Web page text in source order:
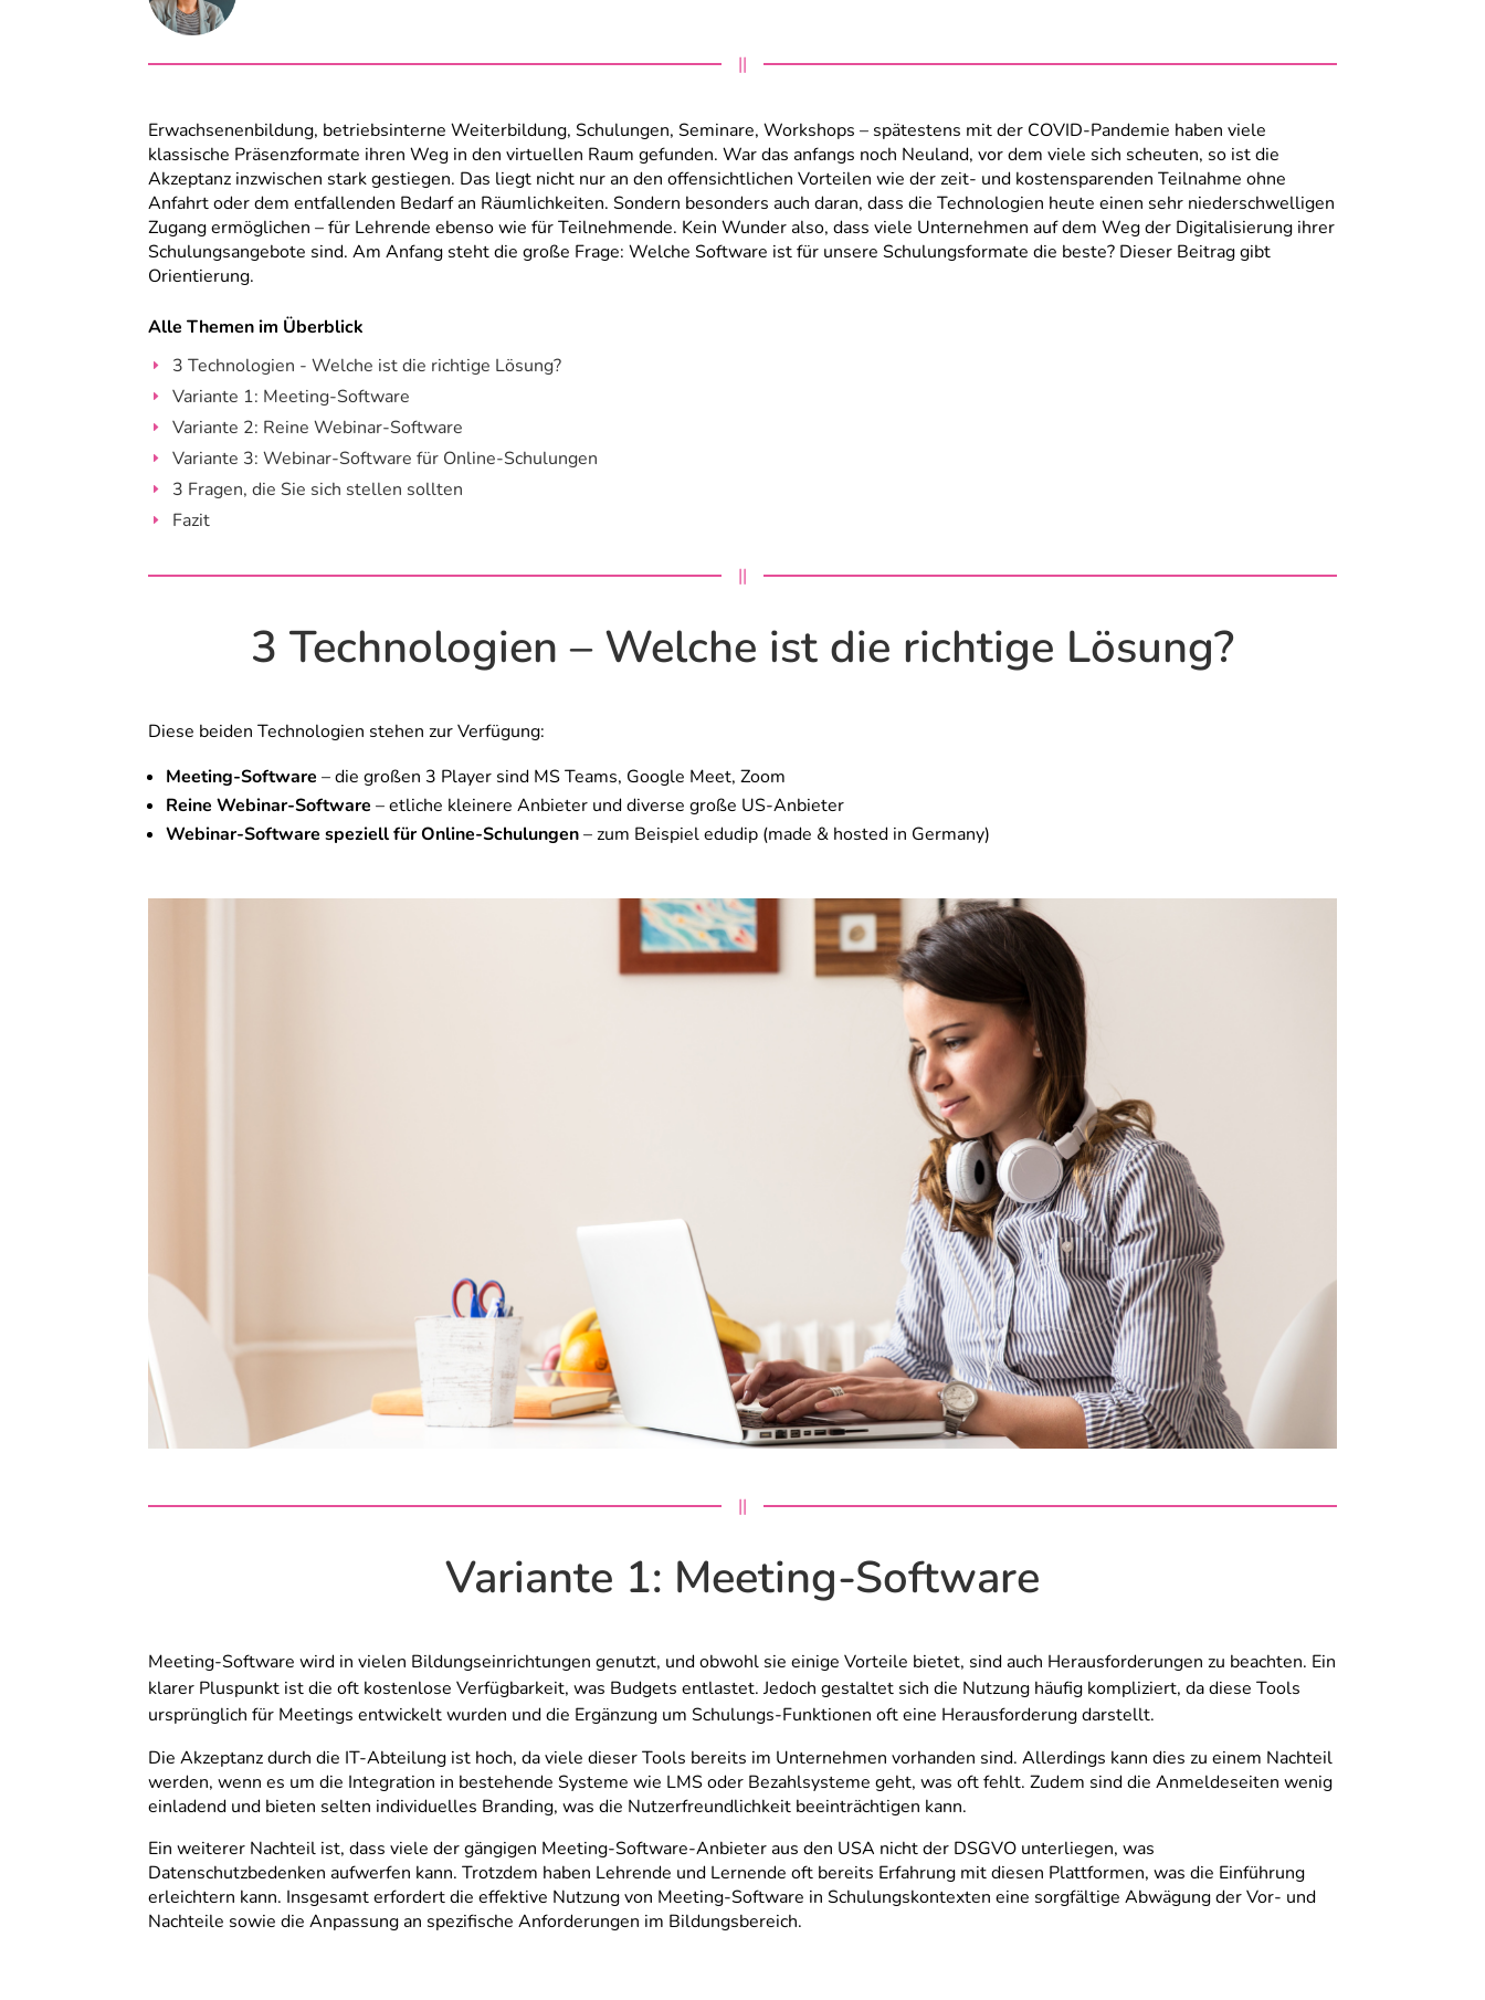
||
Erwachsenenbildung, betriebsinterne Weiterbildung, Schulungen, Seminare, Workshops – spätestens mit der COVID-Pandemie haben viele
klassische Präsenzformate ihren Weg in den virtuellen Raum gefunden. War das anfangs noch Neuland, vor dem viele sich scheuten, so ist die
Akzeptanz inzwischen stark gestiegen. Das liegt nicht nur an den offensichtlichen Vorteilen wie der zeit- und kostensparenden Teilnahme ohne
Anfahrt oder dem entfallenden Bedarf an Räumlichkeiten. Sondern besonders auch daran, dass die Technologien heute einen sehr niederschwelligen
Zugang ermöglichen – für Lehrende ebenso wie für Teilnehmende. Kein Wunder also, dass viele Unternehmen auf dem Weg der Digitalisierung ihrer
Schulungsangebote sind. Am Anfang steht die große Frage: Welche Software ist für unsere Schulungsformate die beste? Dieser Beitrag gibt
Orientierung.
Alle Themen im Überblick
E 3 Technologien - Welche ist die richtige Lösung?
E Variante 1: Meeting-Software
E Variante 2: Reine Webinar-Software
E Variante 3: Webinar-Software für Online-Schulungen
E 3 Fragen, die Sie sich stellen sollten
E Fazit
||
3 Technologien – Welche ist die richtige Lösung?
Diese beiden Technologien stehen zur Verfügung:
Meeting-Software– die großen 3 Player sind MS Teams, Google Meet, Zoom
Reine Webinar-Software– etliche kleinere Anbieter und diverse große US-Anbieter
Webinar-Software speziell für Online-Schulungen– zum Beispiel edudip (made & hosted in Germany)
||
Variante 1: Meeting-Software
Meeting-Software wird in vielen Bildungseinrichtungen genutzt, und obwohl sie einige Vorteile bietet, sind auch Herausforderungen zu beachten. Ein
klarer Pluspunkt ist die oft kostenlose Verfügbarkeit, was Budgets entlastet. Jedoch gestaltet sich die Nutzung häufig kompliziert, da diese Tools
ursprünglich für Meetings entwickelt wurden und die Ergänzung um Schulungs-Funktionen oft eine Herausforderung darstellt.
Die Akzeptanz durch die IT-Abteilung ist hoch, da viele dieser Tools bereits im Unternehmen vorhanden sind. Allerdings kann dies zu einem Nachteil
werden, wenn es um die Integration in bestehende Systeme wie LMS oder Bezahlsysteme geht, was oft fehlt. Zudem sind die Anmeldeseiten wenig
einladend und bieten selten individuelles Branding, was die Nutzerfreundlichkeit beeinträchtigen kann.
Ein weiterer Nachteil ist, dass viele der gängigen Meeting-Software-Anbieter aus den USA nicht der DSGVO unterliegen, was
Datenschutzbedenken aufwerfen kann. Trotzdem haben Lehrende und Lernende oft bereits Erfahrung mit diesen Plattformen, was die Einführung
erleichtern kann. Insgesamt erfordert die effektive Nutzung von Meeting-Software in Schulungskontexten eine sorgfältige Abwägung der Vor- und
Nachteile sowie die Anpassung an spezifische Anforderungen im Bildungsbereich.